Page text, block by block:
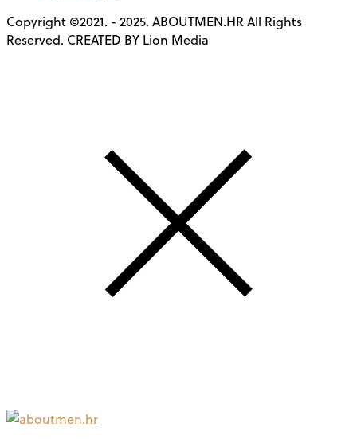
Copyright ©2021. - 2025. ABOUTMEN.HR All Rights
Reserved. CREATED BY Lion Media